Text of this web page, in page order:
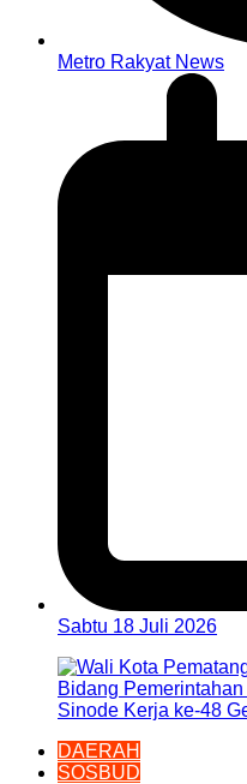
Metro Rakyat News
Sabtu 18 Juli 2026
DAERAH
SOSBUD